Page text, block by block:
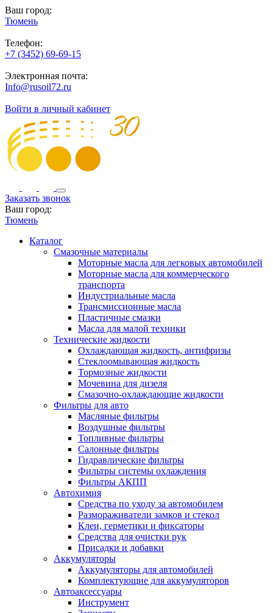
Ваш город:
Тюмень
Телефон:
+7 (3452) 69-69-15
Электронная почта:
Info@rusoil72.ru
Войти в личный кабинет
Заказать звонок
Ваш город:
Тюмень
Каталог
Смазочные материалы
Моторные масла для легковых автомобилей
Моторные масла для коммерческого
транспорта
Индустриальные масла
Трансмиссионные масла
Пластичные смазки
Масла для малой техники
Технические жидкости
Охлаждающая жидкость, антифризы
Стеклоомывающая жидкость
Тормозные жидкости
Мочевина для дизеля
Смазочно-охлаждающие жидкости
Фильтры для авто
Масляные фильтры
Воздушные фильтры
Топливные фильтры
Салонные фильтры
Гидравлические фильтры
Фильтры системы охлаждения
Фильтры АКПП
Автохимия
Средства по уходу за автомобилем
Размораживатели замков и стекол
Клеи, герметики и фиксаторы
Средства для очистки рук
Присадки и добавки
Аккумуляторы
Аккумуляторы для автомобилей
Комплектующие для аккумуляторов
Автоаксессуары
Инструмент